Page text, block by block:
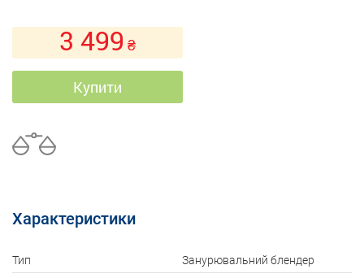
3 499 ₴
Купити
Характеристики
Тип
Занурювальний блендер